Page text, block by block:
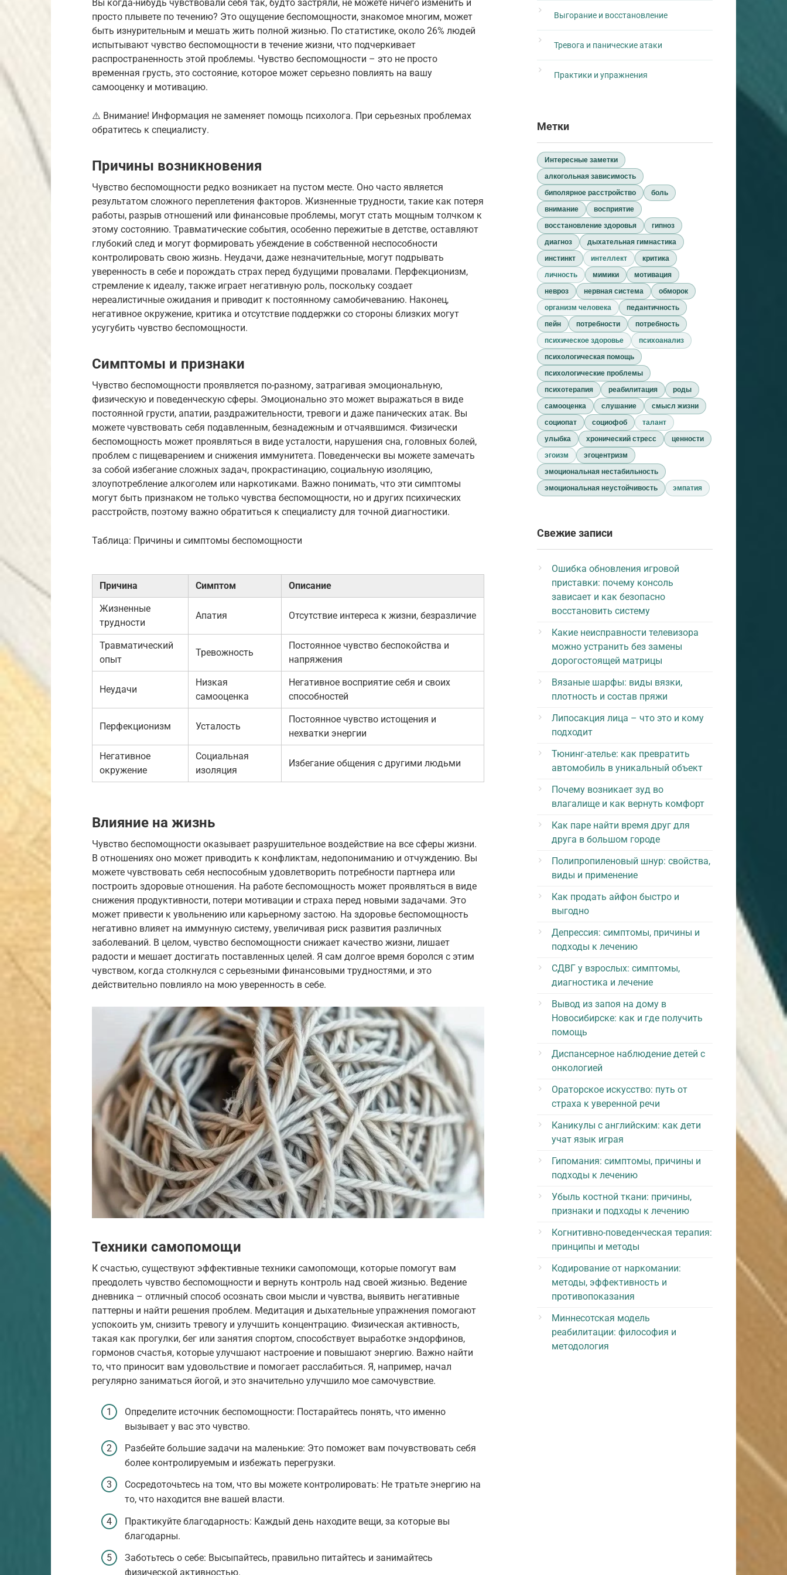
Вы когда-нибудь чувствовали себя так, будто застряли, не можете ничего изменить и
просто плывете по течению? Это ощущение беспомощности, знакомое многим, может
быть изнурительным и мешать жить полной жизнью. По статистике, около 26% людей
испытывают чувство беспомощности в течение жизни, что подчеркивает
распространенность этой проблемы. Чувство беспомощности – это не просто
временная грусть, это состояние, которое может серьезно повлиять на вашу
самооценку и мотивацию.
⚠️ Внимание! Информация не заменяет помощь психолога. При серьезных проблемах
обратитесь к специалисту.
Причины возникновения
Чувство беспомощности редко возникает на пустом месте. Оно часто является
результатом сложного переплетения факторов. Жизненные трудности, такие как потеря
работы, разрыв отношений или финансовые проблемы, могут стать мощным толчком к
этому состоянию. Травматические события, особенно пережитые в детстве, оставляют
глубокий след и могут формировать убеждение в собственной неспособности
контролировать свою жизнь. Неудачи, даже незначительные, могут подрывать
уверенность в себе и порождать страх перед будущими провалами. Перфекционизм,
стремление к идеалу, также играет негативную роль, поскольку создает
нереалистичные ожидания и приводит к постоянному самобичеванию. Наконец,
негативное окружение, критика и отсутствие поддержки со стороны близких могут
усугубить чувство беспомощности.
Симптомы и признаки
Чувство беспомощности проявляется по-разному, затрагивая эмоциональную,
физическую и поведенческую сферы. Эмоционально это может выражаться в виде
постоянной грусти, апатии, раздражительности, тревоги и даже панических атак. Вы
можете чувствовать себя подавленным, безнадежным и отчаявшимся. Физически
беспомощность может проявляться в виде усталости, нарушения сна, головных болей,
проблем с пищеварением и снижения иммунитета. Поведенчески вы можете замечать
за собой избегание сложных задач, прокрастинацию, социальную изоляцию,
злоупотребление алкоголем или наркотиками. Важно понимать, что эти симптомы
могут быть признаком не только чувства беспомощности, но и других психических
расстройств, поэтому важно обратиться к специалисту для точной диагностики.
Таблица: Причины и симптомы беспомощности
Причина Симптом Описание
Жизненные
трудности
Апатия Отсутствие интереса к жизни, безразличие
Травматический
опыт
Тревожность
Постоянное чувство беспокойства и
напряжения
Неудачи
Низкая
самооценка
Негативное восприятие себя и своих
способностей
Перфекционизм Усталость
Постоянное чувство истощения и
нехватки энергии
Негативное
окружение
Социальная
изоляция
Избегание общения с другими людьми
Влияние на жизнь
Чувство беспомощности оказывает разрушительное воздействие на все сферы жизни.
В отношениях оно может приводить к конфликтам, недопониманию и отчуждению. Вы
можете чувствовать себя неспособным удовлетворить потребности партнера или
построить здоровые отношения. На работе беспомощность может проявляться в виде
снижения продуктивности, потери мотивации и страха перед новыми задачами. Это
может привести к увольнению или карьерному застою. На здоровье беспомощность
негативно влияет на иммунную систему, увеличивая риск развития различных
заболеваний. В целом, чувство беспомощности снижает качество жизни, лишает
радости и мешает достигать поставленных целей. Я сам долгое время боролся с этим
чувством, когда столкнулся с серьезными финансовыми трудностями, и это
действительно повлияло на мою уверенность в себе.
Техники самопомощи
К счастью, существуют эффективные техники самопомощи, которые помогут вам
преодолеть чувство беспомощности и вернуть контроль над своей жизнью. Ведение
дневника – отличный способ осознать свои мысли и чувства, выявить негативные
паттерны и найти решения проблем. Медитация и дыхательные упражнения помогают
успокоить ум, снизить тревогу и улучшить концентрацию. Физическая активность,
такая как прогулки, бег или занятия спортом, способствует выработке эндорфинов,
гормонов счастья, которые улучшают настроение и повышают энергию. Важно найти
то, что приносит вам удовольствие и помогает расслабиться. Я, например, начал
регулярно заниматься йогой, и это значительно улучшило мое самочувствие.
Определите источник беспомощности: Постарайтесь понять, что именно
вызывает у вас это чувство.
Разбейте большие задачи на маленькие: Это поможет вам почувствовать себя
более контролируемым и избежать перегрузки.
Сосредоточьтесь на том, что вы можете контролировать: Не тратьте энергию на
то, что находится вне вашей власти.
Практикуйте благодарность: Каждый день находите вещи, за которые вы
благодарны.
Заботьтесь о себе: Высыпайтесь, правильно питайтесь и занимайтесь
физической активностью.
Выгорание и восстановление
Тревога и панические атаки
Практики и упражнения
Метки
Интересные заметки
алкогольная зависимость
биполярное расстройство
боль
внимание
восприятие
восстановление здоровья
гипноз
диагноз
дыхательная гимнастика
инстинкт
интеллект
критика
личность
мимики
мотивация
невроз
нервная система
обморок
организм человека
педантичность
пейн
потребности
потребность
психическое здоровье
психоанализ
психологическая помощь
психологические проблемы
психотерапия
реабилитация
роды
самооценка
слушание
смысл жизни
социопат
социофоб
талант
улыбка
хронический стресс
ценности
эгоизм
эгоцентризм
эмоциональная нестабильность
эмоциональная неустойчивость
эмпатия
Свежие записи
Ошибка обновления игровой
приставки: почему консоль
зависает и как безопасно
восстановить систему
Какие неисправности телевизора
можно устранить без замены
дорогостоящей матрицы
Вязаные шарфы: виды вязки,
плотность и состав пряжи
Липосакция лица – что это и кому
подходит
Тюнинг-ателье: как превратить
автомобиль в уникальный объект
Почему возникает зуд во
влагалище и как вернуть комфорт
Как паре найти время друг для
друга в большом городе
Полипропиленовый шнур: свойства,
виды и применение
Как продать айфон быстро и
выгодно
Депрессия: симптомы, причины и
подходы к лечению
СДВГ у взрослых: симптомы,
диагностика и лечение
Вывод из запоя на дому в
Новосибирске: как и где получить
помощь
Диспансерное наблюдение детей с
онкологией
Ораторское искусство: путь от
страха к уверенной речи
Каникулы с английским: как дети
учат язык играя
Гипомания: симптомы, причины и
подходы к лечению
Убыль костной ткани: причины,
признаки и подходы к лечению
Когнитивно-поведенческая терапия:
принципы и методы
Кодирование от наркомании:
методы, эффективность и
противопоказания
Миннесотская модель
реабилитации: философия и
методология